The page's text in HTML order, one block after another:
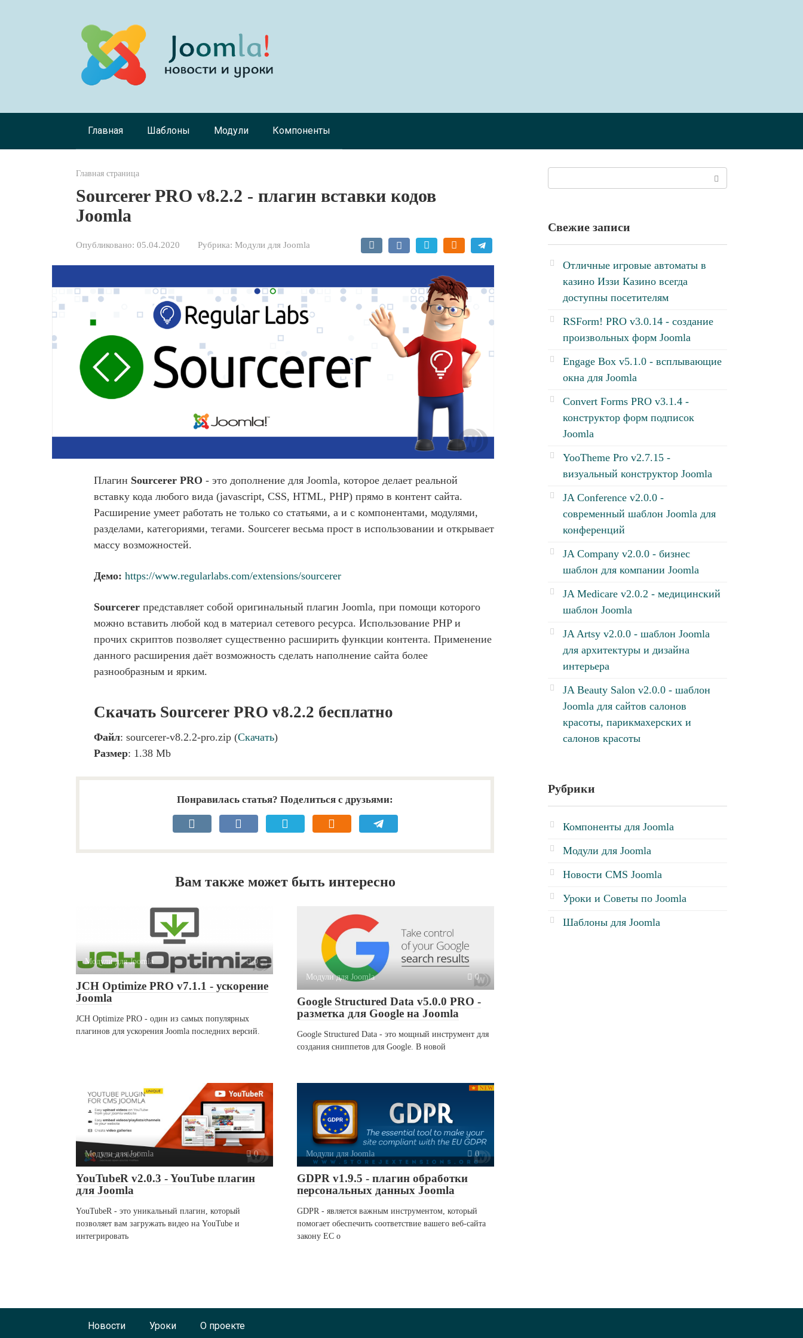
Главная Шаблоны Модули Компоненты
Главная страница
Sourcerer PRO v8.2.2 - плагин вставки кодов
Joomla
Опубликовано: 05.04.2020 Рубрика: Модули для Joomla
Плагин Sourcerer PRO - это дополнение для Joomla, которое делает реальной
вставку кода любого вида (javascript, CSS, HTML, PHP) прямо в контент сайта.
Расширение умеет работать не только со статьями, а и с компонентами, модулями,
разделами, категориями, тегами. Sourcerer весьма прост в использовании и открывает
массу возможностей.
Демо: https://www.regularlabs.com/extensions/sourcerer
Sourcerer представляет собой оригинальный плагин Joomla, при помощи которого
можно вставить любой код в материал сетевого ресурса. Использование PHP и
прочих скриптов позволяет существенно расширить функции контента. Применение
данного расширения даёт возможность сделать наполнение сайта более
разнообразным и ярким.
Скачать Sourcerer PRO v8.2.2 бесплатно
Файл: sourcerer-v8.2.2-pro.zip (Скачать)
Размер: 1.38 Mb
Понравилась статья? Поделиться с друзьями:
Вам также может быть интересно
Модули для Joomla 0
JCH Optimize PRO v7.1.1 - ускорение
Joomla
JCH Optimize PRO - один из самых популярных
плагинов для ускорения Joomla последних версий.
Модули для Joomla 0
Google Structured Data v5.0.0 PRO -
разметка для Google на Joomla
Google Structured Data - это мощный инструмент для
создания сниппетов для Google. В новой
Модули для Joomla 0
YouTubeR v2.0.3 - YouTube плагин
для Joomla
YouTubeR - это уникальный плагин, который
позволяет вам загружать видео на YouTube и
интегрировать
Модули для Joomla 0
GDPR v1.9.5 - плагин обработки
персональных данных Joomla
GDPR - является важным инструментом, который
помогает обеспечить соответствие вашего веб-сайта
закону ЕС о
Свежие записи
Отличные игровые автоматы в
казино Иззи Казино всегда
доступны посетителям
RSForm! PRO v3.0.14 - создание
произвольных форм Joomla
Engage Box v5.1.0 - всплывающие
окна для Joomla
Convert Forms PRO v3.1.4 -
конструктор форм подписок
Joomla
YooTheme Pro v2.7.15 -
визуальный конструктор Joomla
JA Conference v2.0.0 -
современный шаблон Joomla для
конференций
JA Company v2.0.0 - бизнес
шаблон для компании Joomla
JA Medicare v2.0.2 - медицинский
шаблон Joomla
JA Artsy v2.0.0 - шаблон Joomla
для архитектуры и дизайна
интерьера
JA Beauty Salon v2.0.0 - шаблон
Joomla для сайтов салонов
красоты, парикмахерских и
салонов красоты
Рубрики
Компоненты для Joomla
Модули для Joomla
Новости CMS Joomla
Уроки и Советы по Joomla
Шаблоны для Joomla
Новости Уроки О проекте